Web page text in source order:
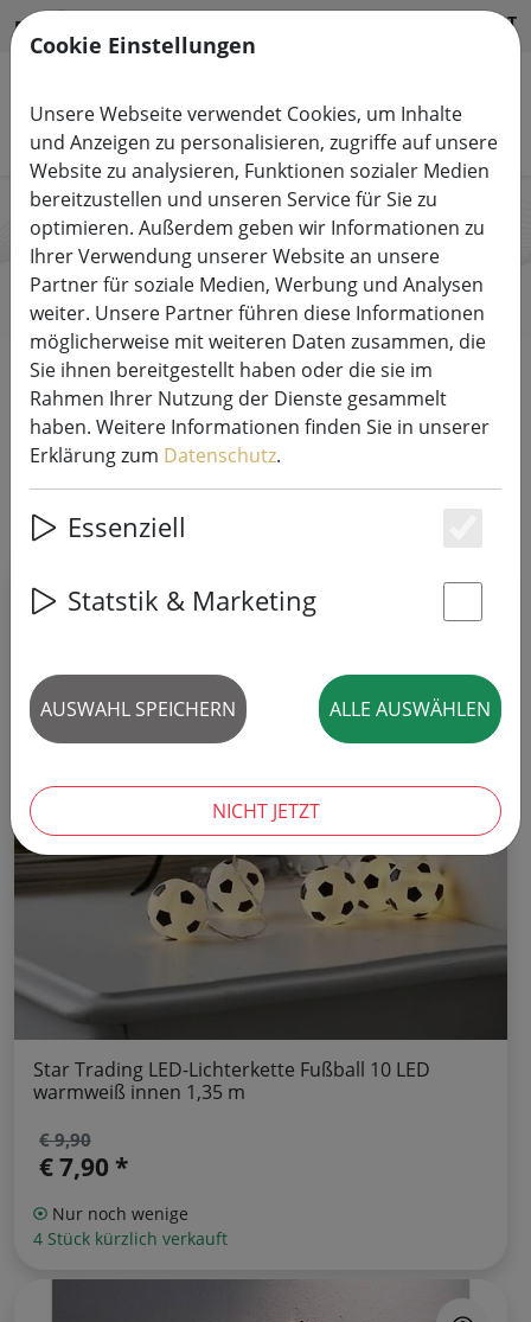
DE HILFE & SUPPORT
Produkte suchen
Star Trading
Start Marken Star Trading
Alle Produkte von Star Trading
Star Trading LED-Lichterkette Fußball 10 LED
warmweiß innen 1,35 m
€ 9,90
€ 7,90 *
Nur noch wenige
4 Stück kürzlich verkauft
Cookie Einstellungen
Unsere Webseite verwendet Cookies, um Inhalte
und Anzeigen zu personalisieren, zugriffe auf unsere
Website zu analysieren, Funktionen sozialer Medien
bereitzustellen und unseren Service für Sie zu
optimieren. Außerdem geben wir Informationen zu
Ihrer Verwendung unserer Website an unsere
Partner für soziale Medien, Werbung und Analysen
weiter. Unsere Partner führen diese Informationen
möglicherweise mit weiteren Daten zusammen, die
Sie ihnen bereitgestellt haben oder die sie im
Rahmen Ihrer Nutzung der Dienste gesammelt
haben. Weitere Informationen finden Sie in unserer
Erklärung zum Datenschutz.
Essenziell
Statstik & Marketing
AUSWAHL SPEICHERN ALLE AUSWÄHLEN
NICHT JETZT